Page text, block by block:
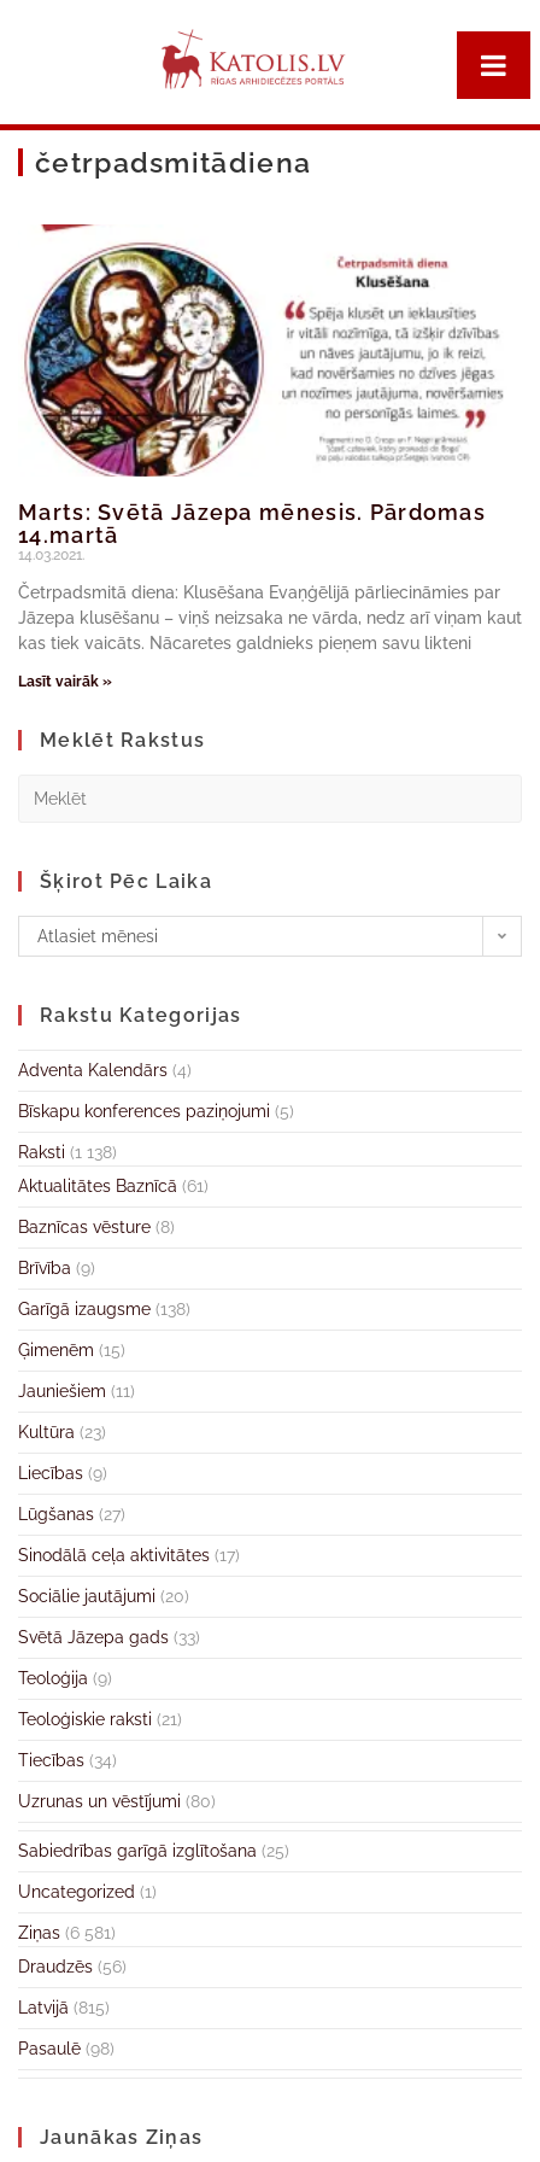
četrpadsmitādiena
Marts: Svētā Jāzepa mēnesis. Pārdomas
14.martā
14.03.2021.
Četrpadsmitā diena: Klusēšana Evaņģēlijā pārliecināmies par
Jāzepa klusēšanu – viņš neizsaka ne vārda, nedz arī viņam kaut
kas tiek vaicāts. Nācaretes galdnieks pieņem savu likteni
Lasīt vairāk »
Meklēt Rakstus
Šķirot Pēc Laika
Atlasiet mēnesi
Rakstu Kategorijas
Adventa Kalendārs (4)
Bīskapu konferences paziņojumi (5)
Raksti (1 138)
Aktualitātes Baznīcā (61)
Baznīcas vēsture (8)
Brīvība (9)
Garīgā izaugsme (138)
Ģimenēm (15)
Jauniešiem (11)
Kultūra (23)
Liecības (9)
Lūgšanas (27)
Sinodālā ceļa aktivitātes (17)
Sociālie jautājumi (20)
Svētā Jāzepa gads (33)
Teoloģija (9)
Teoloģiskie raksti (21)
Tiecības (34)
Uzrunas un vēstījumi (80)
Sabiedrības garīgā izglītošana (25)
Uncategorized (1)
Ziņas (6 581)
Draudzēs (56)
Latvijā (815)
Pasaulē (98)
Jaunākas Ziņas